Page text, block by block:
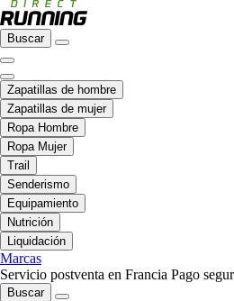
Buscar
Zapatillas de hombre
Zapatillas de mujer
Ropa Hombre
Ropa Mujer
Trail
Senderismo
Equipamiento
Nutrición
Liquidación
Marcas
Servicio postventa en Francia Pago
Buscar